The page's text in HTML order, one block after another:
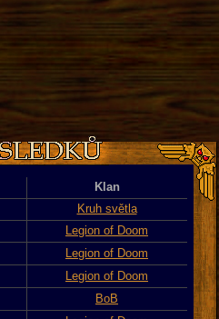
Klan
Kruh světla
Legion of Doom
Legion of Doom
Legion of Doom
BoB